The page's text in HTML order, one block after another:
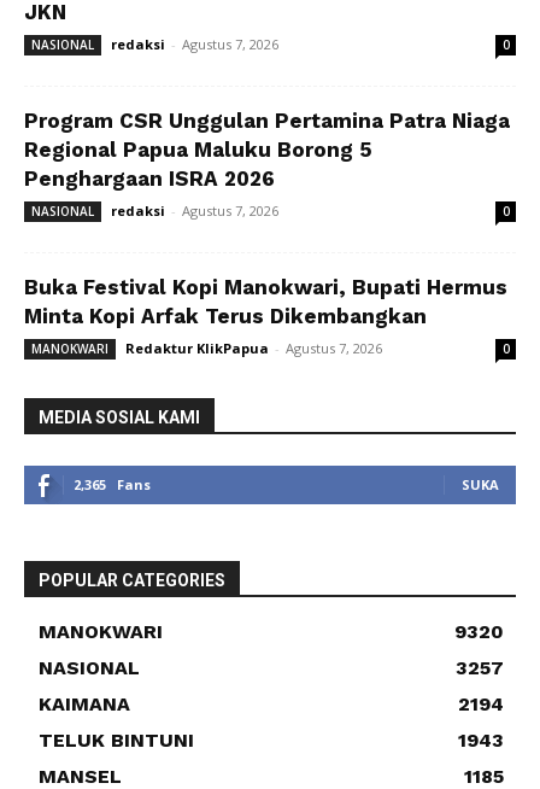
JKN
NASIONAL redaksi - Agustus 7, 2026 0
Program CSR Unggulan Pertamina Patra Niaga
Regional Papua Maluku Borong 5
Penghargaan ISRA 2026
NASIONAL redaksi - Agustus 7, 2026 0
Buka Festival Kopi Manokwari, Bupati Hermus
Minta Kopi Arfak Terus Dikembangkan
MANOKWARI Redaktur KlikPapua - Agustus 7, 2026 0
MEDIA SOSIAL KAMI
2,365 Fans SUKA
POPULAR CATEGORIES
MANOKWARI
9320
NASIONAL
3257
KAIMANA
2194
TELUK BINTUNI
1943
MANSEL
1185